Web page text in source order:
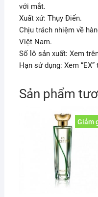
với mắt.
Xuất xứ: Thụy Điển.
Chịu trách nhiệm về
Việt Nam.
Số lô sản xuất: Xem
Hạn sử dụng: Xem
Sản phẩm
Giảm